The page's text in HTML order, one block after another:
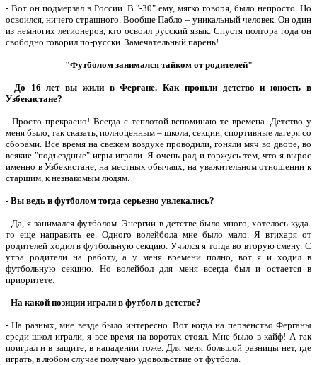
- Вот он подмерзал в России. В "-30" ему, мягко говоря, было непросто. Но
освоился, ничего страшного. Вообще Пабло – уникальный человек. Он один
из немногих легионеров, кто освоил русский язык. Спустя полтора года он
свободно говорил по-русски. Замечательный парень!
"Футболом занимался тайком от родителей"
- До 16 лет вы жили в Фергане. Как прошли детство и юность в
Узбекистане?
- Просто прекрасно! Всегда с теплотой вспоминаю те времена. Детство у
меня было, так сказать, полноценным – школа, секции, спортивные лагеря со
сборами. Все время на свежем воздухе проводили, гоняли мяч во дворе, во
всякие "подъездные" игры играли. Я очень рад и горжусь тем, что я вырос
именно в Узбекистане, на местных обычаях, на уважительном отношении к
старшим, к незнакомым людям.
- Вы ведь и футболом тогда серьезно увлекались?
- Да, я занимался футболом. Энергии в детстве было много, хотелось куда-
то еще направить ее. Одного волейбола мне было мало. Я втихаря от
родителей ходил в футбольную секцию. Учился я тогда во вторую смену. С
утра родители на работу, а у меня времени полно, вот я и ходил в
футбольную секцию. Но волейбол для меня всегда был и остается в
приоритете.
- На какой позиции играли в футбол в детстве?
- На разных, мне везде было интересно. Вот когда на первенство Ферганы
среди школ играли, я все время на воротах стоял. Мне было в кайф! А так
поиграл и в защите, в нападении тоже. Для меня большой разницы нет, где
играть, в любом случае получаю удовольствие от футбола.